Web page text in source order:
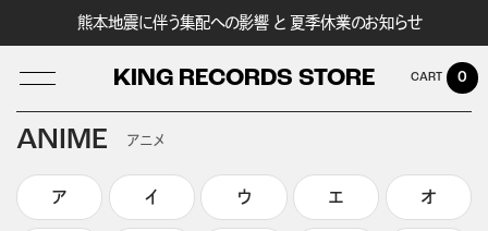
熊本地震に伴う集配への影響 と 夏季休業のお知らせ
KING RECORDS STORE
LOG IN
0
ANIME アニメ
ア イ ウ エ オ